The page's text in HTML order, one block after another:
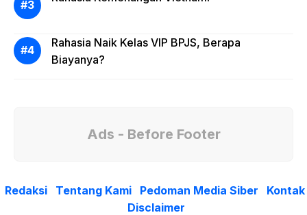
Rahasia Naik Kelas VIP BPJS, Berapa
Biayanya?
Ads - Before Footer
Redaksi Tentang Kami Pedoman Media Siber
Kontak
Disclaimer